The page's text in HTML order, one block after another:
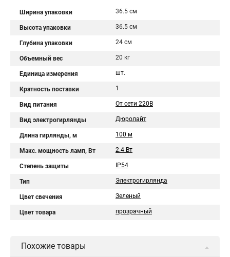
Ширина упаковки 36.5 см
Высота упаковки 36.5 см
Глубина упаковки 24 см
Объемный вес 20 кг
Единица измерения шт.
Кратность поставки 1
Вид питания От сети 220В
Вид электрогирлянды Дюролайт
Длина гирлянды, м 100 м
Макс. мощность ламп, Вт 2.4 Вт
Степень защиты IP54
Тип Электрогирлянда
Цвет свечения Зеленый
Цвет товара прозрачный
Похожие товары